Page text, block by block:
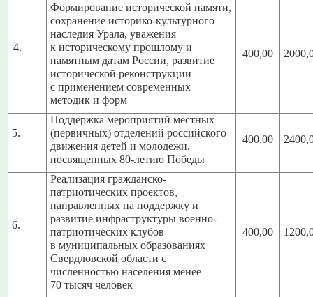
4.
Формирование исторической памяти,
сохранение историко-культурного
наследия Урала, уважения
к историческому прошлому и
памятным датам России, развитие
исторической реконструкции
с применением современных
методик и форм
400,00
5.
Поддержка мероприятий местных
(первичных) отделений российского
движения детей и молодежи,
посвященных 80-летию Победы
400,00
6.
Реализация гражданско-
патриотических проектов,
направленных на поддержку и
развитие инфраструктуры военно-
патриотических клубов
в муниципальных образованиях
Свердловской области с
численностью населения менее
70 тысяч человек
400,00